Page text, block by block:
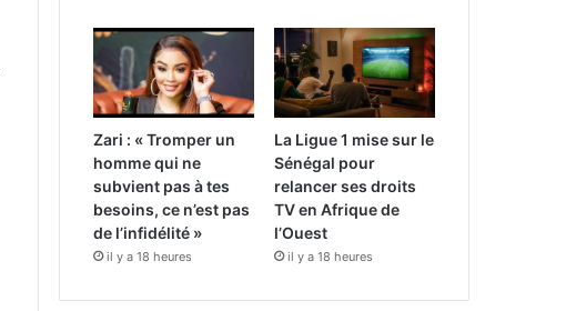
Zari : « Tromper un
homme qui ne
subvient pas à tes
besoins, ce n’est pas
de l’infidélité »
il y a 18 heures
La Ligue 1 mise sur le
Sénégal pour
relancer ses droits
TV en Afrique de
l’Ouest
il y a 18 heures